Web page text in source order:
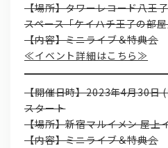
【場所】タワーレコード八王
スペース「ケイハチ王子の部
【内容】ミニライブ＆特典会
≪イベント詳細はこちら≫
【開催日時】2023年4月30日
スタート
【場所】新宿マルイメン 屋上
【内容】ミニライブ＆特典会